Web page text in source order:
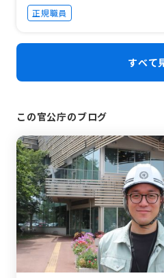
正規職員
すべて
この官公庁のブログ